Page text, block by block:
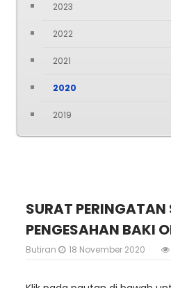
2023
2022
2021
2020
2019
SURAT PERINGATAN
PENGESAHAN BAKI
Butiran 18 November 2020